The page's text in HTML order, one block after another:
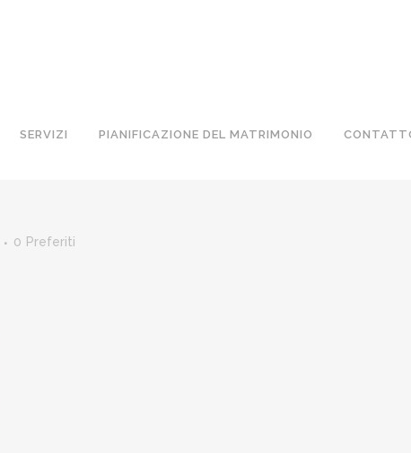
SERVIZI PIANIFICAZIONE DEL MATRIMONIO
0 Preferiti